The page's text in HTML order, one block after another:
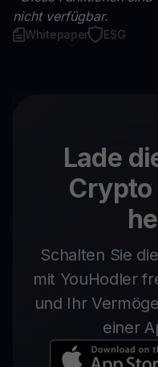
nicht verfügbar.
Whitepaper ESG
Lade
Crypto
Schalten Sie
mit YouHodler
und Ihr
einer